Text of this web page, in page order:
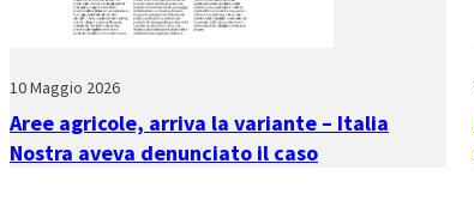
10 Maggio 2026
Aree agricole, arriva la variante – Italia
Nostra aveva denunciato il caso